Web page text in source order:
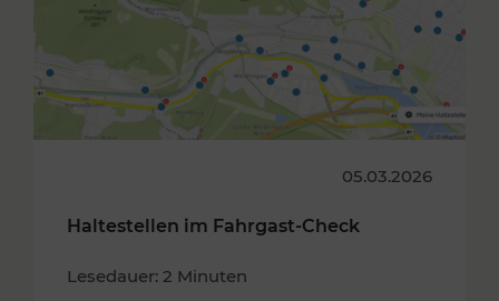
05.03.2026
Haltestellen im Fahrgast-Check
Lesedauer: 2 Minuten